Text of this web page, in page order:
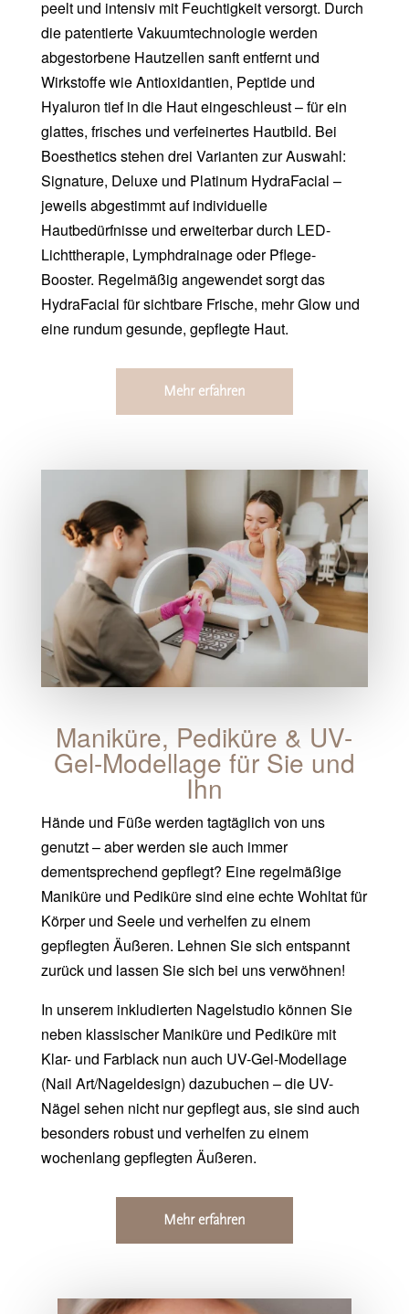
peelt und intensiv mit Feuchtigkeit versorgt. Durch
die patentierte Vakuumtechnologie werden
abgestorbene Hautzellen sanft entfernt und
Wirkstoffe wie Antioxidantien, Peptide und
Hyaluron tief in die Haut eingeschleust – für ein
glattes, frisches und verfeinertes Hautbild. Bei
Boesthetics stehen drei Varianten zur Auswahl:
Signature, Deluxe und Platinum HydraFacial –
jeweils abgestimmt auf individuelle
Hautbedürfnisse und erweiterbar durch LED-
Lichttherapie, Lymphdrainage oder Pflege-
Booster. Regelmäßig angewendet sorgt das
HydraFacial für sichtbare Frische, mehr Glow und
eine rundum gesunde, gepflegte Haut.
Mehr erfahren
Maniküre, Pediküre & UV-
Gel-Modellage für Sie und
Ihn
Hände und Füße werden tagtäglich von uns
genutzt – aber werden sie auch immer
dementsprechend gepflegt? Eine regelmäßige
Maniküre und Pediküre sind eine echte Wohltat für
Körper und Seele und verhelfen zu einem
gepflegten Äußeren. Lehnen Sie sich entspannt
zurück und lassen Sie sich bei uns verwöhnen!
In unserem inkludierten Nagelstudio können Sie
neben klassischer Maniküre und Pediküre mit
Klar- und Farblack nun auch UV-Gel-Modellage
(Nail Art/Nageldesign) dazubuchen – die UV-
Nägel sehen nicht nur gepflegt aus, sie sind auch
besonders robust und verhelfen zu einem
wochenlang gepflegten Äußeren.
Mehr erfahren